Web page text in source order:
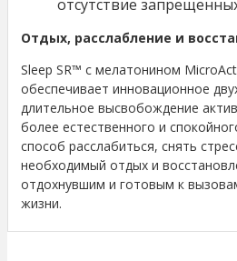
отсутствие
Отдых, расслабление и
Sleep SR™ с мелатонином
обеспечивает инновационное
длительное высвобождение
более естественного и
способ расслабиться, снять
необходимый отдых и
отдохнувшим и готовым к
жизни.